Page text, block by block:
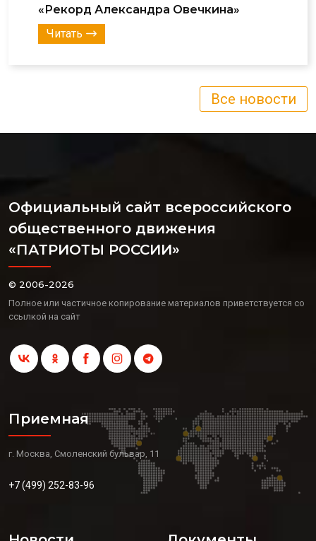
«Рекорд Александра Овечкина»
Читать
Все новости
Официальный сайт всероссийского
общественного движения
«ПАТРИОТЫ РОССИИ»
© 2006-2026
Полное или частичное копирование материалов приветствуется со
ссылкой на сайт
Приемная
г. Москва, Смоленский бульвар, 11
+7 (499) 252-83-96